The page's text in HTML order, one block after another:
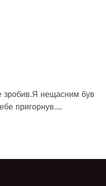
зробив.Я нещасним був
пригорнув.…